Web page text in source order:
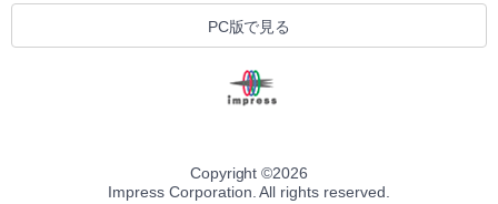
PC版で見る
Copyright ©2026
Impress Corporation. All rights reserved.